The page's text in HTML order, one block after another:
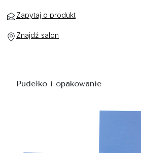
Zapytaj o produkt
Znajdź salon
Pudełko i opakowanie